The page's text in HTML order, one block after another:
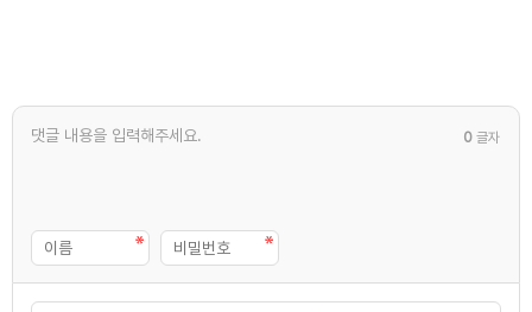
0 글자